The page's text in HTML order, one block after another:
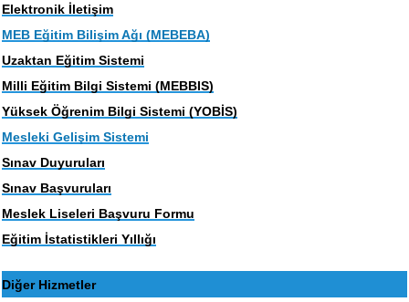
Elektronik İletişim
MEB Eğitim Bilişim Ağı (MEBEBA)
Uzaktan Eğitim Sistemi
Milli Eğitim Bilgi Sistemi (MEBBIS)
Yüksek Öğrenim Bilgi Sistemi (YOBİS)
Mesleki Gelişim Sistemi
Sınav Duyuruları
Sınav Başvuruları
Meslek Liseleri Başvuru Formu
Eğitim İstatistikleri Yıllığı
Diğer Hizmetler